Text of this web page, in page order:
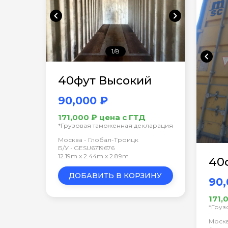
chevron_left chevron_right
1/8
40фут Высокий
90,000 ₽
171,000 ₽ цена с ГТД
*Грузовая таможенная декларация
Москва - Глобал-Троицк
Б/У • GESU6719676
12.19m x 2.44m x 2.89m
ДОБАВИТЬ В КОРЗИНУ
chevron_left